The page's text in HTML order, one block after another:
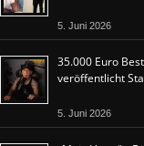
5. Juni 2026
35.000 Euro
veröffentlicht
5. Juni 2026